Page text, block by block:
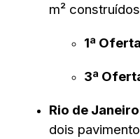
m²
1ª
3ª
Rio de
dois